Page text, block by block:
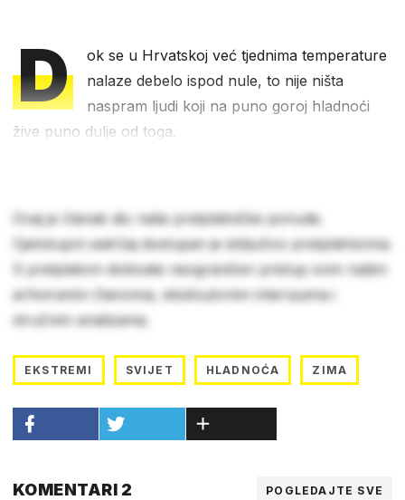
D
ok se u Hrvatskoj već tjednima temperature
nalaze debelo ispod nule, to nije ništa
naspram ljudi koji na puno goroj hladnoći
žive puno dulje od toga.
Ovaj je članak dio naše pretplatničke ponude.
Cjelokupni sadržaj dostupan je isključivo pretplatnicima.
S pretplatom dobivate neograničen pristup svim našim
arhiviranim člancima, ekskluzivnim intervjuima i
stručnim analizama.
EKSTREMI SVIJET HLADNOĆA ZIMA
KOMENTARI 2 POGLEDAJTE SVE